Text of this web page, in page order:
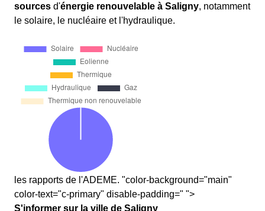
sources d'énergie renouvelable à Saligny, notamment
le solaire, le nucléaire et l'hydraulique.
les rapports de l'ADEME. "color-background="main"
color-text="c-primary" disable-padding=" ">
S'informer sur la ville de Saligny